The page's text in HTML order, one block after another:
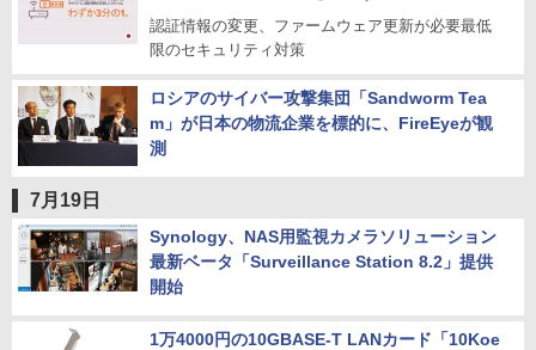
認証情報の変更、ファームウェア更新が必要最低
限のセキュリティ対策
ロシアのサイバー攻撃集団「Sandworm Tea
m」が日本の物流企業を標的に、FireEyeが観
測
7月19日
Synology、NAS用監視カメラソリューション
最新ベータ「Surveillance Station 8.2」提供
開始
1万4000円の10GBASE-T LANカード「10Koe